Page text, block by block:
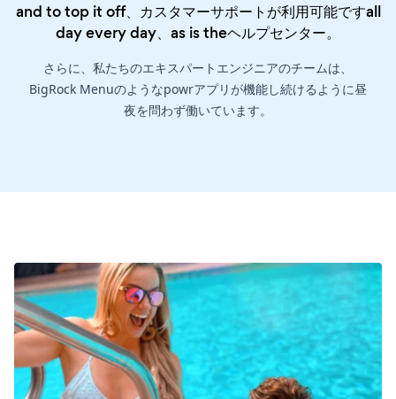
and to top it off、カスタマーサポートが利用可能ですall
day every day、as is theヘルプセンター。
さらに、私たちのエキスパートエンジニアのチームは、
BigRock Menuのようなpowrアプリが機能し続けるように昼
夜を問わず働いています。